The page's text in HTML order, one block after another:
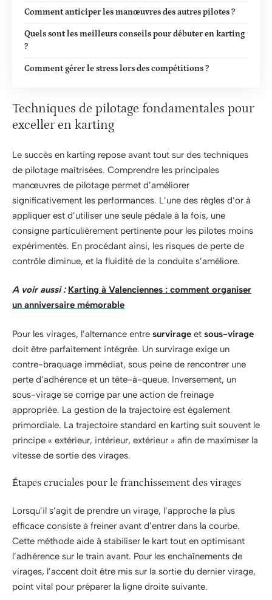
Comment anticiper les manœuvres des autres pilotes ?
Quels sont les meilleurs conseils pour débuter en karting
?
Comment gérer le stress lors des compétitions ?
Techniques de pilotage fondamentales pour
exceller en karting
Le succès en karting repose avant tout sur des techniques
de pilotage maîtrisées. Comprendre les principales
manœuvres de pilotage permet d’améliorer
significativement les performances. L’une des règles d’or à
appliquer est d’utiliser une seule pédale à la fois, une
consigne particulièrement pertinente pour les pilotes moins
expérimentés. En procédant ainsi, les risques de perte de
contrôle diminue, et la fluidité de la conduite s’améliore.
A voir aussi : Karting à Valenciennes : comment organiser
un anniversaire mémorable
Pour les virages, l’alternance entre survirage et sous-virage
doit être parfaitement intégrée. Un survirage exige un
contre-braquage immédiat, sous peine de rencontrer une
perte d’adhérence et un tête-à-queue. Inversement, un
sous-virage se corrige par une action de freinage
appropriée. La gestion de la trajectoire est également
primordiale. La trajectoire standard en karting suit souvent le
principe « extérieur, intérieur, extérieur » afin de maximiser la
vitesse de sortie des virages.
Étapes cruciales pour le franchissement des virages
Lorsqu’il s’agit de prendre un virage, l’approche la plus
efficace consiste à freiner avant d’entrer dans la courbe.
Cette méthode aide à stabiliser le kart tout en optimisant
l’adhérence sur le train avant. Pour les enchaînements de
virages, l’accent doit être mis sur la sortie du dernier virage,
point vital pour préparer la ligne droite suivante.